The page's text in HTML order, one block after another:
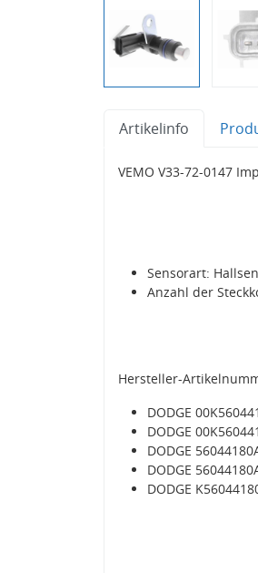
Artikelinfo
VEMO V33-72-0147
Sensorart:
Anzahl der
Hersteller-
DODGE
DODGE
DODGE
DODGE
DODGE